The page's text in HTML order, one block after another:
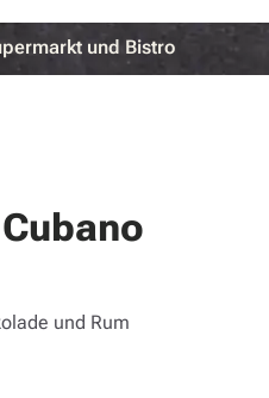
und Bistro
und Rum